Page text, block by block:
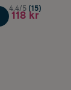
4.4/5 (15)
118 kr